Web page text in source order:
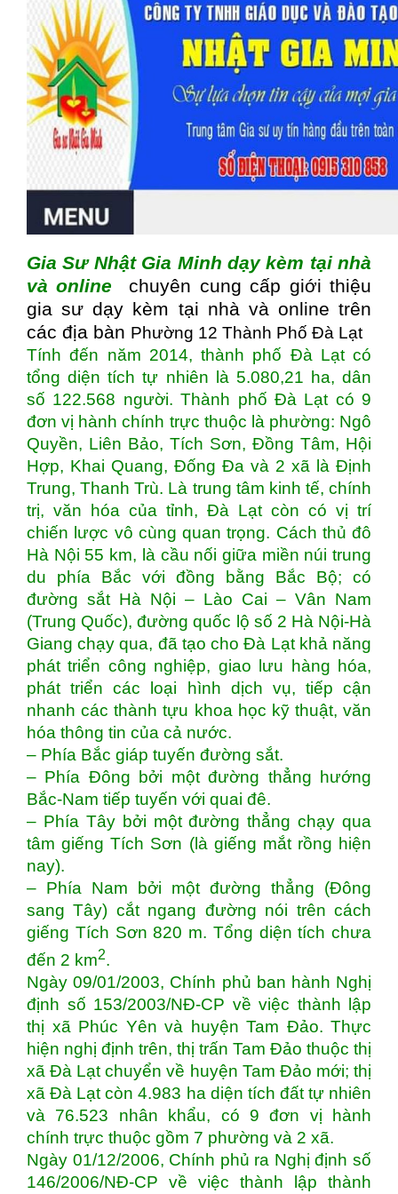
Gia Sư Nhật Gia Minh dạy kèm tại nhà
và online chuyên cung cấp giới thiệu
gia sư dạy kèm tại nhà và online trên
các địa bàn Phường 12 Thành Phố Đà Lạt
Tính đến năm 2014, thành phố Đà Lạt có
tổng diện tích tự nhiên là 5.080,21 ha, dân
số 122.568 người. Thành phố Đà Lạt có 9
đơn vị hành chính trực thuộc là phường: Ngô
Quyền, Liên Bảo, Tích Sơn, Đồng Tâm, Hội
Hợp, Khai Quang, Đống Đa và 2 xã là Định
Trung, Thanh Trù. Là trung tâm kinh tế, chính
trị, văn hóa của tỉnh, Đà Lạt còn có vị trí
chiến lược vô cùng quan trọng. Cách thủ đô
Hà Nội 55 km, là cầu nối giữa miền núi trung
du phía Bắc với đồng bằng Bắc Bộ; có
đường sắt Hà Nội – Lào Cai – Vân Nam
(Trung Quốc), đường quốc lộ số 2 Hà Nội-Hà
Giang chạy qua, đã tạo cho Đà Lạt khả năng
phát triển công nghiệp, giao lưu hàng hóa,
phát triển các loại hình dịch vụ, tiếp cận
nhanh các thành tựu khoa học kỹ thuật, văn
hóa thông tin của cả nước.
– Phía Bắc giáp tuyến đường sắt.
– Phía Đông bởi một đường thẳng hướng
Bắc-Nam tiếp tuyến với quai đê.
– Phía Tây bởi một đường thẳng chạy qua
tâm giếng Tích Sơn (là giếng mắt rồng hiện
nay).
– Phía Nam bởi một đường thẳng (Đông
sang Tây) cắt ngang đường nói trên cách
giếng Tích Sơn 820 m. Tổng diện tích chưa
đến 2 km2.
Ngày 09/01/2003, Chính phủ ban hành Nghị
định số 153/2003/NĐ-CP về việc thành lập
thị xã Phúc Yên và huyện Tam Đảo. Thực
hiện nghị định trên, thị trấn Tam Đảo thuộc thị
xã Đà Lạt chuyển về huyện Tam Đảo mới; thị
xã Đà Lạt còn 4.983 ha diện tích đất tự nhiên
và 76.523 nhân khẩu, có 9 đơn vị hành
chính trực thuộc gồm 7 phường và 2 xã.
Ngày 01/12/2006, Chính phủ ra Nghị định số
146/2006/NĐ-CP về việc thành lập thành